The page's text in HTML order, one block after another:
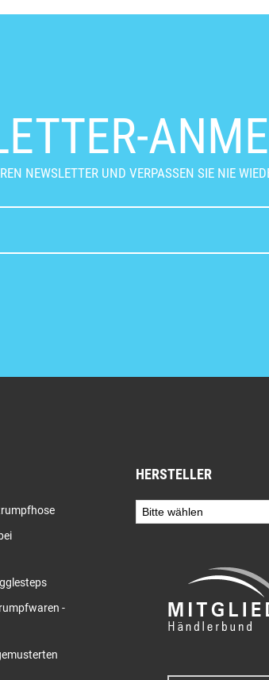
NEWSLETTER UND VERPASSEN SIE NIE
-
HERSTELLER